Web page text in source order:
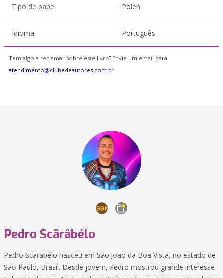
Tipo de papel Polen
Idioma Português
Tem algo a reclamar sobre este livro? Envie um email para
atendimento@clubedeautores.com.br
Pedro Scäråbélo
Pedro Scäråbélo nasceu em São João da Boa Vista, no estado de
São Paulo, Brasil. Desde jovem, Pedro mostrou grande interesse